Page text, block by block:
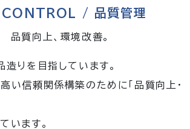
/ 品質管理
質向上、環境改善。
造りを目指しています。
い信頼関係構築のために「品質向上・
います。